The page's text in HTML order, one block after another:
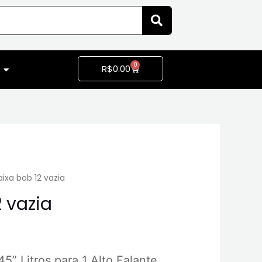
R$0.00 0
bob 12 vazia
vazia